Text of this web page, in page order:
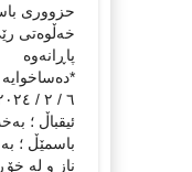
حزووری
خەڵوەتی
پاڕانەوە
*دەساخوايە
٦ / ٢ / ٢٠٢٤
ئيقباڵ ؛
باسمێڵ ؛
ناز و لە